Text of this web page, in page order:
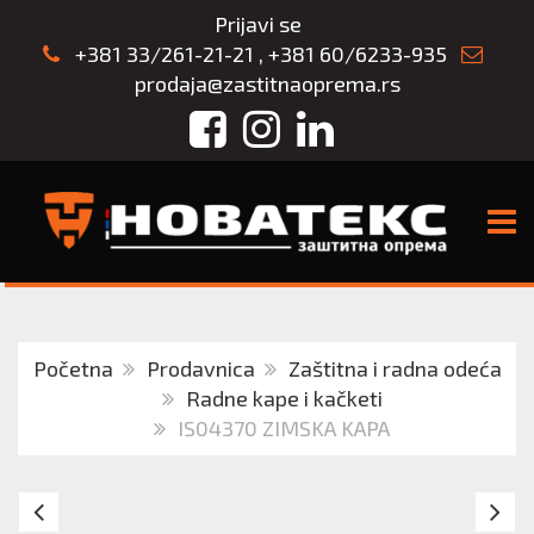
Prijavi se
+381 33/261-21-21 , +381 60/6233-935
prodaja@zastitnaoprema.rs
FacebookInstagram
LinkedIn
Početna Prodavnica
Zaštitna i radna odeća
Radne kape i kačketi
IS04370 ZIMSKA KAPA
ASTERIX